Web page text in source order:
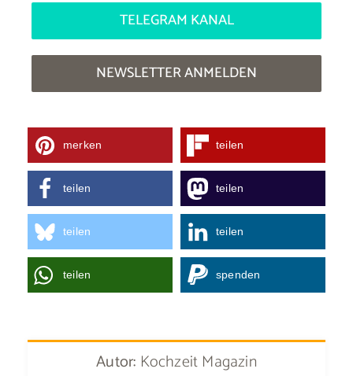
TELEGRAM KANAL
NEWSLETTER ANMELDEN
merken teilen
teilen teilen
teilen teilen
teilen spenden
Autor: Kochzeit Magazin